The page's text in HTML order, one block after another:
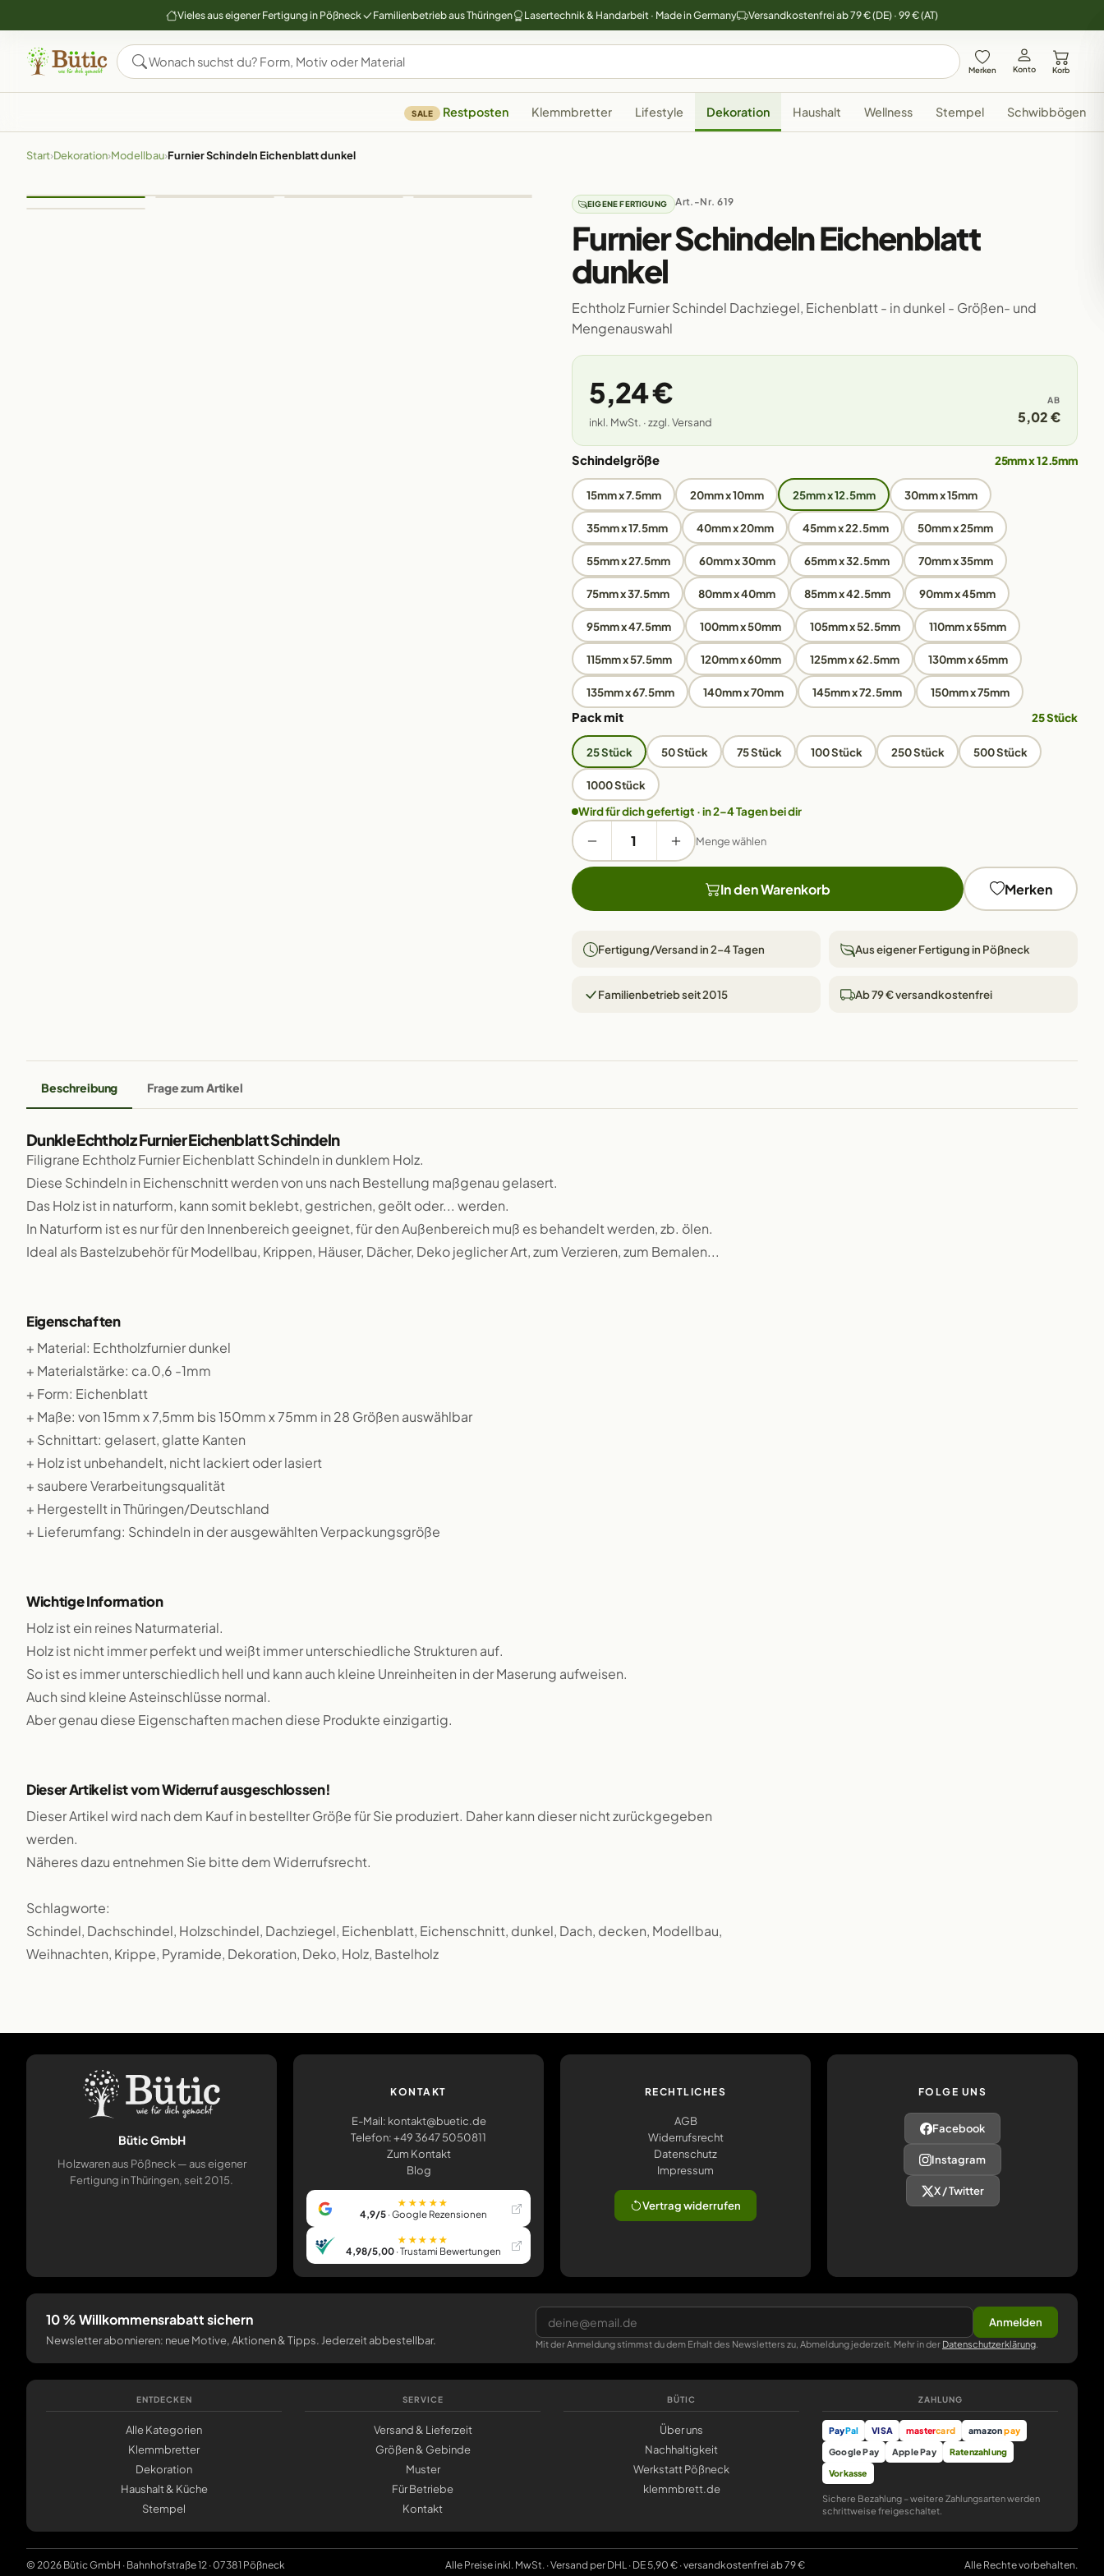
Vieles aus eigener Fertigung in Pößneck Familienbetrieb aus Thüringen Lasertechnik & Handarbeit · Made in Germany Versandkostenfrei ab 79 € (DE) · 99 € (AT)
Merken Konto Korb
SALE Restposten Klemmbretter Lifestyle Dekoration Haushalt Wellness Stempel Schwibbögen
Start›Dekoration›Modellbau›Furnier Schindeln Eichenblatt dunkel
EIGENE FERTIGUNG Art.-Nr. 619
Furnier Schindeln Eichenblatt
dunkel
Echtholz Furnier Schindel Dachziegel, Eichenblatt - in dunkel - Größen- und
Mengenauswahl
5,24 €
inkl. MwSt. · zzgl. Versand
AB
5,02 €
Schindelgröße 25mm x 12.5mm
15mm x 7.5mm 20mm x 10mm 25mm x 12.5mm 30mm x 15mm
35mm x 17.5mm 40mm x 20mm 45mm x 22.5mm 50mm x 25mm
55mm x 27.5mm 60mm x 30mm 65mm x 32.5mm 70mm x 35mm
75mm x 37.5mm 80mm x 40mm 85mm x 42.5mm 90mm x 45mm
95mm x 47.5mm 100mm x 50mm 105mm x 52.5mm 110mm x 55mm
115mm x 57.5mm 120mm x 60mm 125mm x 62.5mm 130mm x 65mm
135mm x 67.5mm 140mm x 70mm 145mm x 72.5mm 150mm x 75mm
Pack mit 25 Stück
25 Stück 50 Stück 75 Stück 100 Stück 250 Stück 500 Stück
1000 Stück
Wird für dich gefertigt · in 2–4 Tagen bei dir
Menge wählen
In den Warenkorb Merken
Fertigung/Versand in 2–4 Tagen Aus eigener Fertigung in Pößneck
Familienbetrieb seit 2015 Ab 79 € versandkostenfrei
Beschreibung Frage zum Artikel
Dunkle Echtholz Furnier Eichenblatt Schindeln
Filigrane Echtholz Furnier Eichenblatt Schindeln in dunklem Holz.
Diese Schindeln in Eichenschnitt werden von uns nach Bestellung maßgenau gelasert.
Das Holz ist in naturform, kann somit beklebt, gestrichen, geölt oder... werden.
In Naturform ist es nur für den Innenbereich geeignet, für den Außenbereich muß es behandelt werden, zb. ölen.
Ideal als Bastelzubehör für Modellbau, Krippen, Häuser, Dächer, Deko jeglicher Art, zum Verzieren, zum Bemalen...
Eigenschaften
+ Material: Echtholzfurnier dunkel
+ Materialstärke: ca.0,6 -1mm
+ Form: Eichenblatt
+ Maße: von 15mm x 7,5mm bis 150mm x 75mm in 28 Größen auswählbar
+ Schnittart: gelasert, glatte Kanten
+ Holz ist unbehandelt, nicht lackiert oder lasiert
+ saubere Verarbeitungsqualität
+ Hergestellt in Thüringen/Deutschland
+ Lieferumfang: Schindeln in der ausgewählten Verpackungsgröße
Wichtige Information
Holz ist ein reines Naturmaterial.
Holz ist nicht immer perfekt und weißt immer unterschiedliche Strukturen auf.
So ist es immer unterschiedlich hell und kann auch kleine Unreinheiten in der Maserung aufweisen.
Auch sind kleine Asteinschlüsse normal.
Aber genau diese Eigenschaften machen diese Produkte einzigartig.
Dieser Artikel ist vom Widerruf ausgeschlossen!
Dieser Artikel wird nach dem Kauf in bestellter Größe für Sie produziert. Daher kann dieser nicht zurückgegeben
werden.
Näheres dazu entnehmen Sie bitte dem Widerrufsrecht.
Schlagworte:
Schindel, Dachschindel, Holzschindel, Dachziegel, Eichenblatt, Eichenschnitt, dunkel, Dach, decken, Modellbau,
Weihnachten, Krippe, Pyramide, Dekoration, Deko, Holz, Bastelholz
Bütic GmbH
Holzwaren aus Pößneck — aus eigener
Fertigung in Thüringen, seit 2015.
KONTAKT
E-Mail: kontakt@buetic.de
Telefon: +49 3647 5050811
Zum Kontakt
Blog
★★★★★
4,9/5 · Google Rezensionen
★★★★★
4,98/5,00 · Trustami Bewertungen
RECHTLICHES
AGB
Widerrufsrecht
Datenschutz
Impressum
Vertrag widerrufen
FOLGE UNS
Facebook
Instagram
X / Twitter
10 % Willkommensrabatt sichern
Newsletter abonnieren: neue Motive, Aktionen & Tipps. Jederzeit abbestellbar.
Anmelden
Mit der Anmeldung stimmst du dem Erhalt des Newsletters zu, Abmeldung jederzeit. Mehr in der Datenschutzerklärung
ENTDECKEN
Alle Kategorien
Klemmbretter
Dekoration
Haushalt & Küche
Stempel
SERVICE
Versand & Lieferzeit
Größen & Gebinde
Muster
Für Betriebe
Kontakt
BÜTIC
Über uns
Nachhaltigkeit
Werkstatt Pößneck
klemmbrett.de
ZAHLUNG
PayPal VISA mastercard amazonpay
Google Pay
Apple Pay
Ratenzahlung
Vorkasse
Sichere Bezahlung – weitere Zahlungsarten werden
schrittweise freigeschaltet.
© 2026 Bütic GmbH · Bahnhofstraße 12 · 07381 Pößneck Alle Preise inkl. MwSt. · Versand per DHL · DE 5,90 € · versandkostenfrei ab 79 € Alle Rechte vorbehalten.